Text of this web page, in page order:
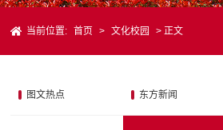
当前位置: 首页 > 文化校园 > 正文
图文热点 东方新闻